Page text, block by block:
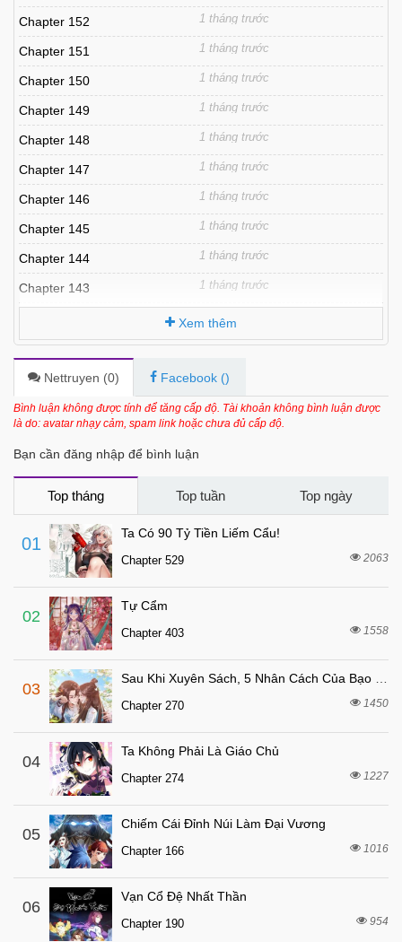
Chapter 152 1 tháng trước
Chapter 151 1 tháng trước
Chapter 150 1 tháng trước
Chapter 149 1 tháng trước
Chapter 148 1 tháng trước
Chapter 147 1 tháng trước
Chapter 146 1 tháng trước
Chapter 145 1 tháng trước
Chapter 144 1 tháng trước
Chapter 143 1 tháng trước
Chapter 141 1 tháng trước
Chapter 140 1 tháng trước
Chapter 139 1 tháng trước
1 tháng trước
Chapter 137
Chapter 136 1 tháng trước
Chapter 135
Chapter 134
Chapter 133
Chapter 132
Chapter 131
Chapter 130
Chapter 129
Chapter 128 1 tháng trước
Chapter 127 1 tháng trước
Chapter 126
Chapter 125 1 tháng trước
Chapter 124
Chapter 123 1 tháng trước
Chapter 122
Xem thêm
Nettruyen (0) Facebook ()
Bình luận không được tính để tăng cấp độ. Tài khoản không bình luận được
là do: avatar nhạy cảm, spam link hoặc chưa đủ cấp độ.
Bạn cần đăng nhập để bình luận
Top tháng Top tuần Top ngày
01
Ta Có 90 Tỷ Tiền Liếm Cẩu!
Chapter 529 2063
02
Tự Cẩm
Chapter 403 1558
03
Chapter 270 1450
04
Ta Không Phải Là Giáo Chủ
Chapter 274 1227
05
Chiếm Cái Đỉnh Núi Làm Đại Vương
Chapter 166 1016
06
Vạn Cổ Đệ Nhất Thần
Chapter 190 954